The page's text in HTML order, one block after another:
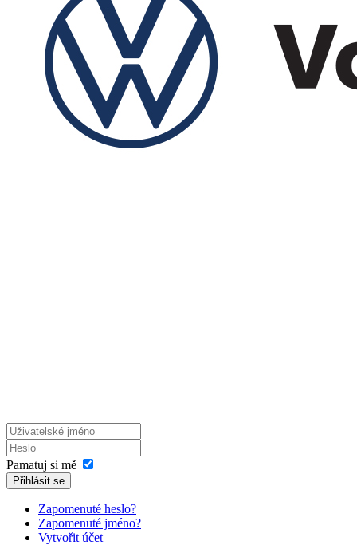
Pamatuj si mě
Přihlásit se
Zapomenuté heslo?
Zapomenuté jméno?
Vytvořit účet